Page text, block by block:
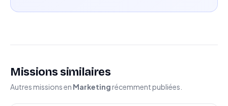
Missions similaires
Autres missions en Marketing récemment publiées.